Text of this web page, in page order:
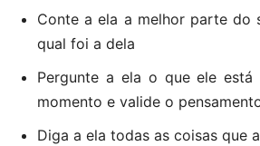
Conte a ela a melhor parte do
qual foi a dela
Pergunte a ela o que ele está
momento e valide o
Diga a ela todas as coisas que